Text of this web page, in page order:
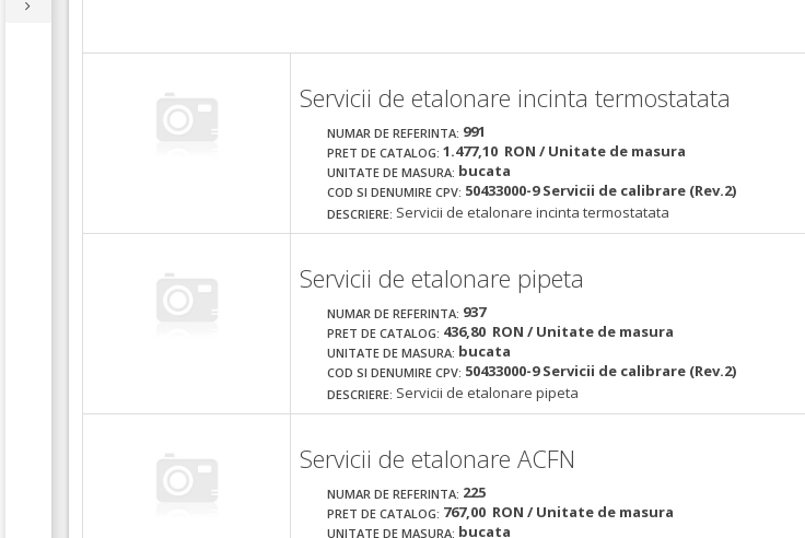
Servicii de etalonare incinta termostatata
NUMAR DE REFERINTA: 991
PRET DE CATALOG: 1.477,10 RON / Unitate de masura
UNITATE DE MASURA: bucata
COD SI DENUMIRE CPV: 50433000-9 Servicii de calibrare (Rev.2)
DESCRIERE: Servicii de etalonare incinta termostatata
Servicii de etalonare pipeta
NUMAR DE REFERINTA: 937
PRET DE CATALOG: 436,80 RON / Unitate de masura
UNITATE DE MASURA: bucata
COD SI DENUMIRE CPV: 50433000-9 Servicii de calibrare (Rev.2)
DESCRIERE: Servicii de etalonare pipeta
Servicii de etalonare ACFN
NUMAR DE REFERINTA: 225
PRET DE CATALOG: 767,00 RON / Unitate de masura
UNITATE DE MASURA: bucata